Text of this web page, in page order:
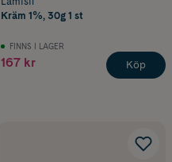
Kräm 1%, 30g 1 st
FINNS I LAGER
167 kr Köp